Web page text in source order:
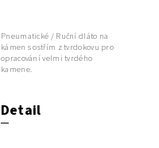
Detail
Pneumatické / Ruční dláto na
kámen s ostřím z tvrdokovu pro
opracování velmi tvrdého
kamene.